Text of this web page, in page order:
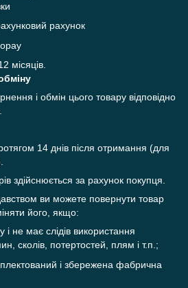
рахунок
місяців.
і обмін цього товару відповідно
14 днів після отримання (для
здійснюється за рахунок покупця.
ви можете повернути товар
його, якщо:
і не має слідів використання
сколів, потертостей, плям і т.п.;
і збережена фабрична